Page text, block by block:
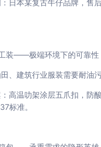
日本某复古牛仔品牌，售
装——极端环境下的可靠性
、建筑行业服装需要耐油
高温叻架涂层五爪扣，防
标准。